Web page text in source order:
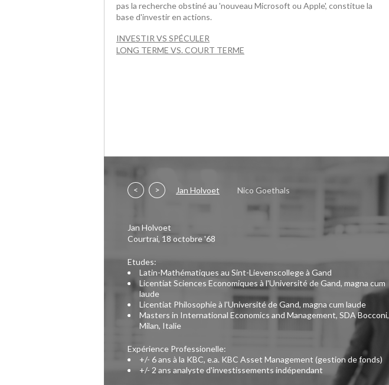
pas la recherche obstiné au 'nouveau Microsoft ou Apple', constitue la
base d'investir en actions.
INVESTIR VS SPÉCULER
LONG TERME VS. COURT TERME
< > Jan Holvoet Nico Goethals
Jan Holvoet
Courtrai, 18 octobre '68
Etudes:
Latin-Mathématiques au Sint-Lievenscollege à Gand
Licentiat Sciences Economiques à l'Université de Gand, magna cum
laude
Licentiat Philosophie à l'Université de Gand, magna cum laude
Masters in International Economics and Management, SDA Bocconi,
Milan, Italie
Expérience Professionelle:
+/- 6 ans à la KBC, e.a. KBC Asset Management (gestion de fonds)
+/- 2 ans analyste d'investissements indépendant